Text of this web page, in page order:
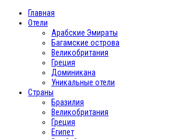
Главная
Отели
Арабские Эмираты
Багамские острова
Великобритания
Греция
Доминикана
Уникальные отели
Страны
Бразилия
Великобритания
Греция
Египет